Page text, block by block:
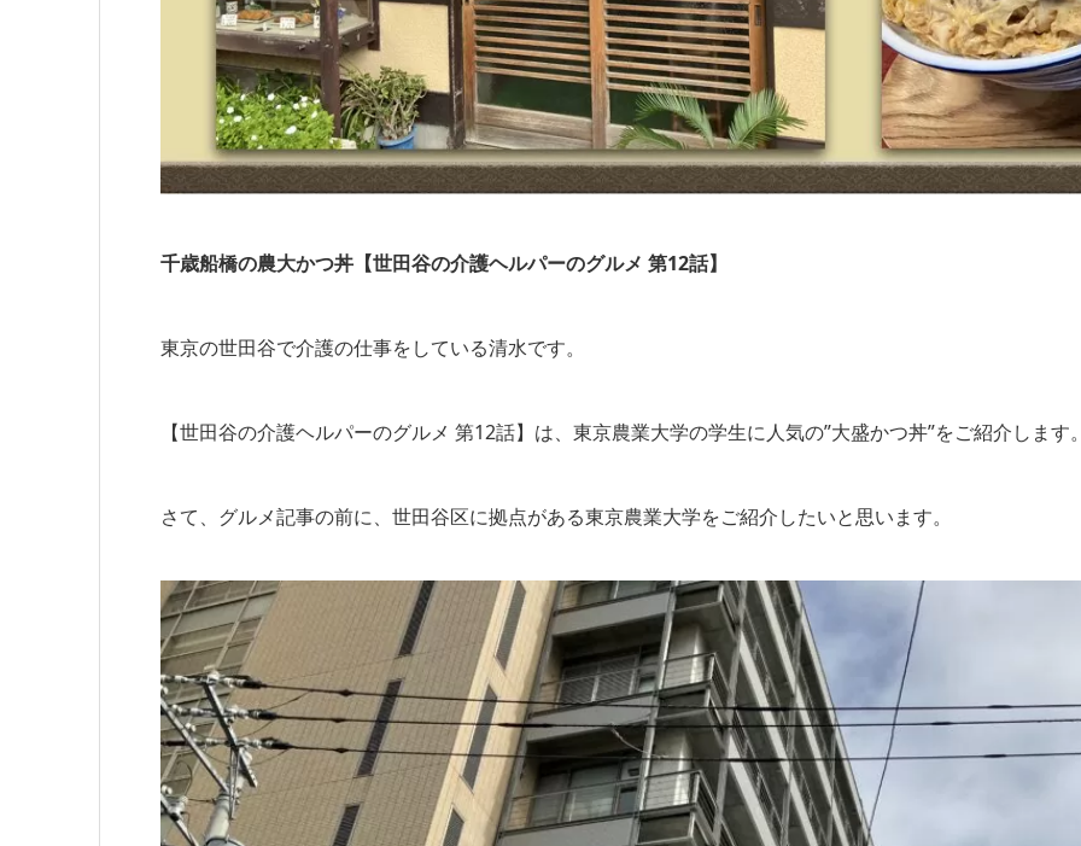
千歳船橋の農大かつ丼【世田谷の介護ヘルパーのグルメ 第12話】
東京の世田谷で介護の仕事をしている清水です。
【世田谷の介護ヘルパーのグルメ 第12話】は、東京農業大学の学生に人気の”大盛かつ丼”をご紹介します
さて、グルメ記事の前に、世田谷区に拠点がある東京農業大学をご紹介したいと思います。